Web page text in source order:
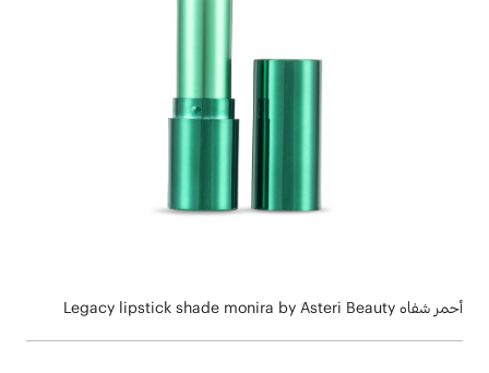
أحمر شفاه Legacy lipstick shade monira by Asteri Beauty